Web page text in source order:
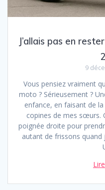
J’allais pas en
9
Vous pensiez vraiment
moto ? Sérieusement ?
enfance, en faisant de
copines de mes sœurs.
poignée droite pour
autant de frissons quand